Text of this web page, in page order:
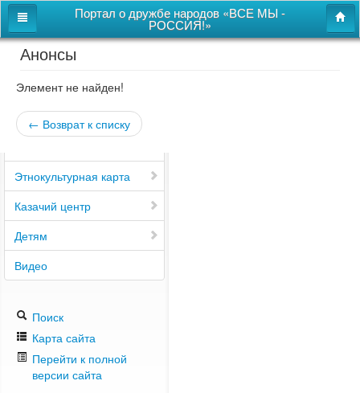
Портал о дружбе народов «ВСЕ МЫ -
РОССИЯ!»
Главная
Дом дружбы народов
Новости
Этнокультурная карта
Казачий центр
Детям
Видео
Поиск
Карта сайта
Перейти к полной
версии сайта
Анонсы
Элемент не найден!
← Возврат к списку